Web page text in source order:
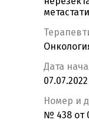
Дата
Номер и
№ 438 от